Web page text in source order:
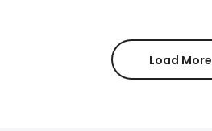
Load More